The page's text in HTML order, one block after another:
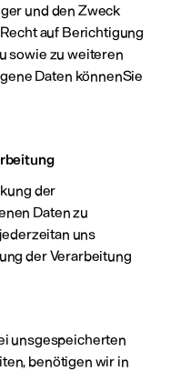
und den Zweck
auf Berichtigung
sowie zu weiteren
Daten könnenSie
der
Daten zu
uns
der Verarbeitung
unsgespeicherten
benötigen wir in